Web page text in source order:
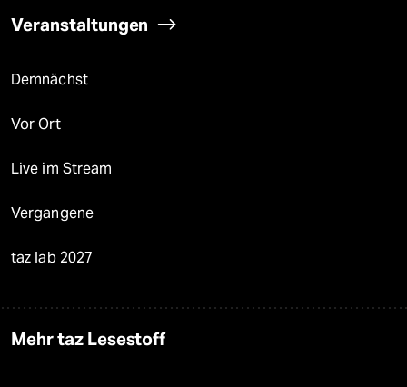
Veranstaltungen
Demnächst
Vor Ort
Live im Stream
Vergangene
taz lab 2027
Mehr taz Lesestoff